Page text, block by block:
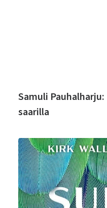
Samuli
saarilla